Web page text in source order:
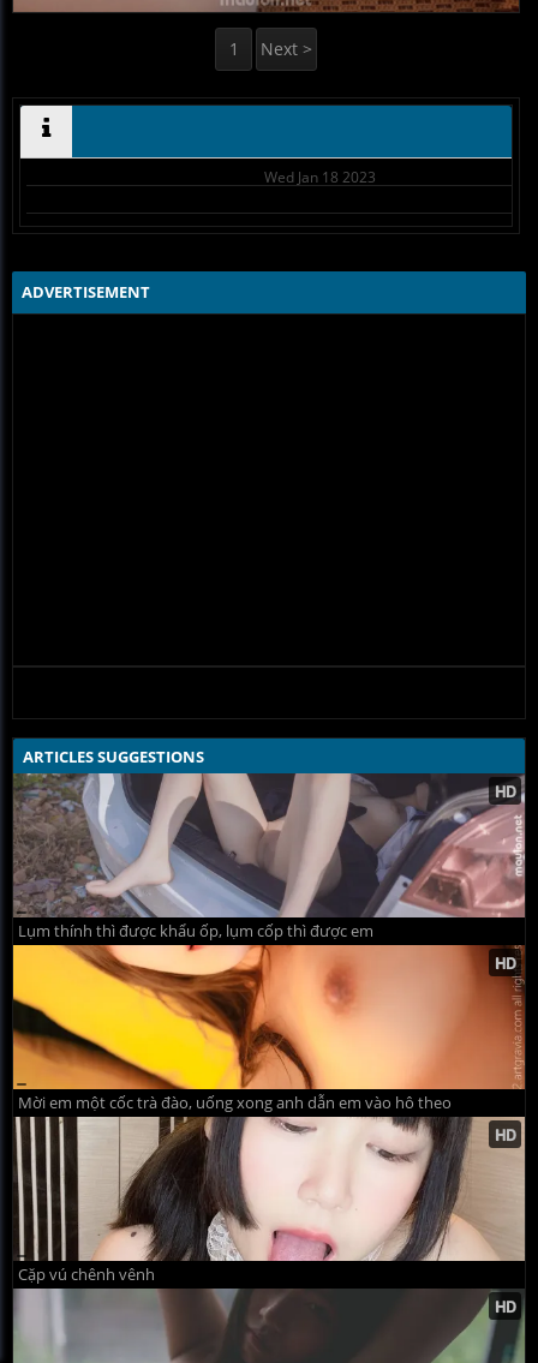
1 Next >
Wed Jan 18 2023
ADVERTISEMENT
ARTICLES SUGGESTIONS
Lụm thính thì được khẩu ốp, lụm cốp thì được em
Mời em một cốc trà đào, uống xong anh dẫn em vào hô theo
Cặp vú chênh vênh